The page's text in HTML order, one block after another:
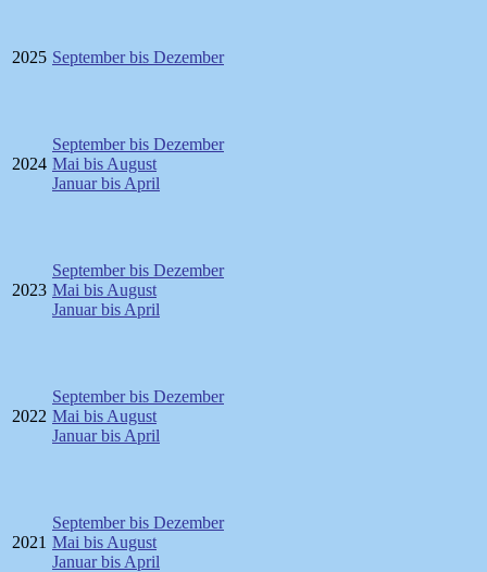
2025 September bis Dezember
2024
September bis Dezember
Mai bis August
Januar bis April
2023
September bis Dezember
Mai bis August
Januar bis April
2022
September bis Dezember
Mai bis August
Januar bis April
2021
September bis Dezember
Mai bis August
Januar bis April